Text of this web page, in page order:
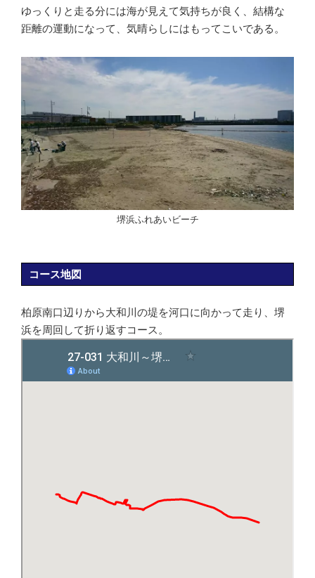
ゆっくりと走る分には海が見えて気持ちが良く、結構な
距離の運動になって、気晴らしにはもってこいである。
堺浜ふれあいビーチ
コース地図
柏原南口辺りから大和川の堤を河口に向かって走り、堺
浜を周回して折り返すコース。